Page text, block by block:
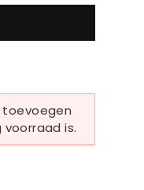
toevoegen
is.